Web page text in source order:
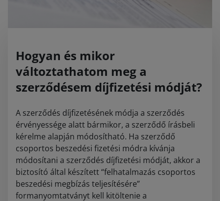
Hogyan és mikor
változtathatom meg a
szerződésem díjfizetési módját?
A szerződés díjfizetésének módja a szerződés
érvényessége alatt bármikor, a szerződő írásbeli
kérelme alapján módosítható. Ha szerződő
csoportos beszedési fizetési módra kívánja
módosítani a szerződés díjfizetési módját, akkor a
biztosító által készített “felhatalmazás csoportos
beszedési megbízás teljesítésére”
formanyomtatványt kell kitöltenie a